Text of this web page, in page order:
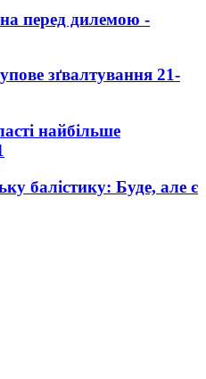
перед дилемою -
зґвалтування 21-
найбільше
балістику: Буде, але є